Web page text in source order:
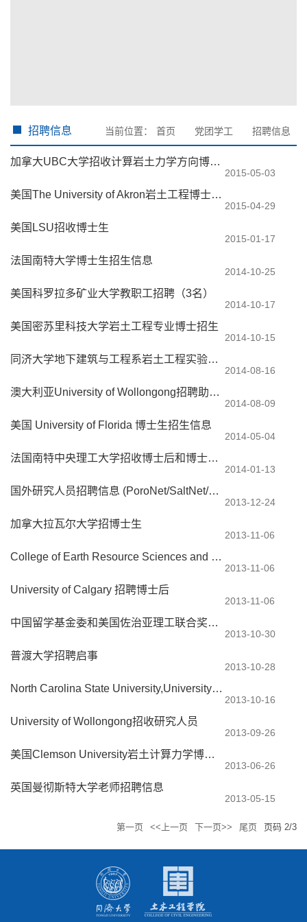
招聘信息 当前位置： 首页 党团学工 招聘信息
加拿大UBC大学招收计算岩土力学方向博士生
2015-05-03
美国The University of Akron岩土工程博士招生
2015-04-29
美国LSU招收博士生
2015-01-17
法国南特大学博士生招生信息
2014-10-25
美国科罗拉多矿业大学教职工招聘（3名）
2014-10-17
美国密苏里科技大学岩土工程专业博士招生
2014-10-15
同济大学地下建筑与工程系岩土工程实验中心实验教辅人员补充计划2014年招聘启事
2014-08-16
澳大利亚University of Wollongong招聘助理研究员
2014-08-09
美国 University of Florida 博士生招生信息
2014-05-04
法国南特中央理工大学招收博士后和博士研究生
2014-01-13
国外研究人员招聘信息 (PoroNet/SaltNet/BENet)
2013-12-24
加拿大拉瓦尔大学招博士生
2013-11-06
College of Earth Resource Sciences and Engineering (CERSE) 招聘研究人员
2013-11-06
University of Calgary 招聘博士后
2013-11-06
中国留学基金委和美国佐治亚理工联合奖学金项目申请
2013-10-30
普渡大学招聘启事
2013-10-28
North Carolina State University,University of Wyoming,University of Delaware招聘
2013-10-16
University of Wollongong招收研究人员
2013-09-26
美国Clemson University岩土计算力学博士生全额奖学金
2013-06-26
英国曼彻斯特大学老师招聘信息
2013-05-15
第一页 <<上一页 下一页>> 尾页 页码 2/3